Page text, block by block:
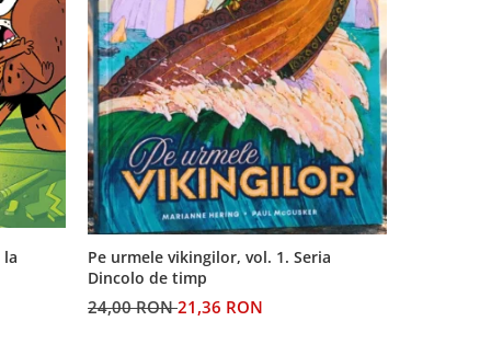
Pe urmele vikingilor, vol. 1. Seria
Dincolo de timp
24,00 RON21,36 RON